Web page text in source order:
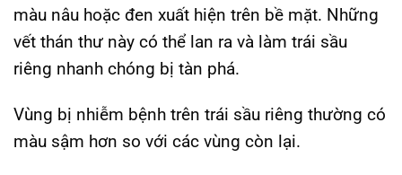
màu nâu hoặc đen xuất hiện trên bề mặt. Những
vết thán thư này có thể lan ra và làm trái sầu
riêng nhanh chóng bị tàn phá.
Vùng bị nhiễm bệnh trên trái sầu riêng thường có
màu sậm hơn so với các vùng còn lại.